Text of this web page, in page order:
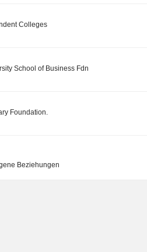
INVESTMENT TRUST
Colleges
School of Business Fdn
Foundation.
Beziehungen